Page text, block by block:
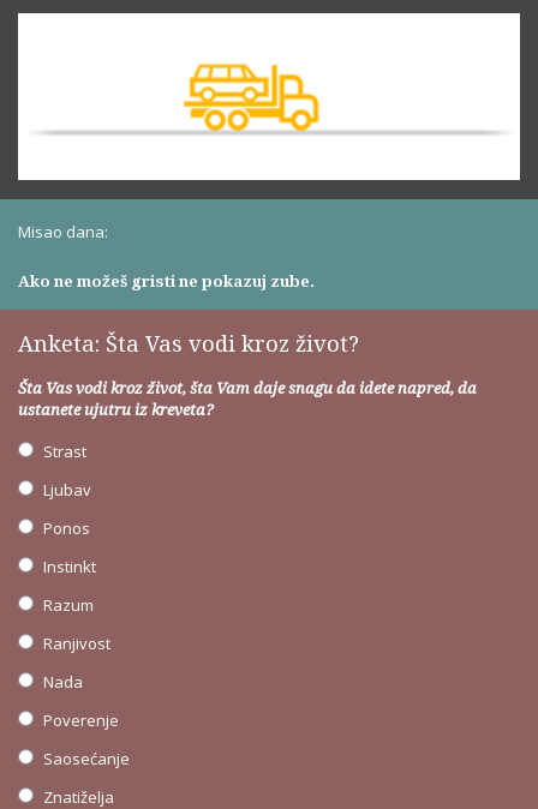
Misao dana:
Ako ne možeš gristi ne pokazuj zube.
Anketa: Šta Vas vodi kroz život?
Šta Vas vodi kroz život, šta Vam daje snagu da idete napred, da
ustanete ujutru iz kreveta?
Strast
Ljubav
Ponos
Instinkt
Razum
Ranjivost
Nada
Poverenje
Saosećanje
Znatiželja